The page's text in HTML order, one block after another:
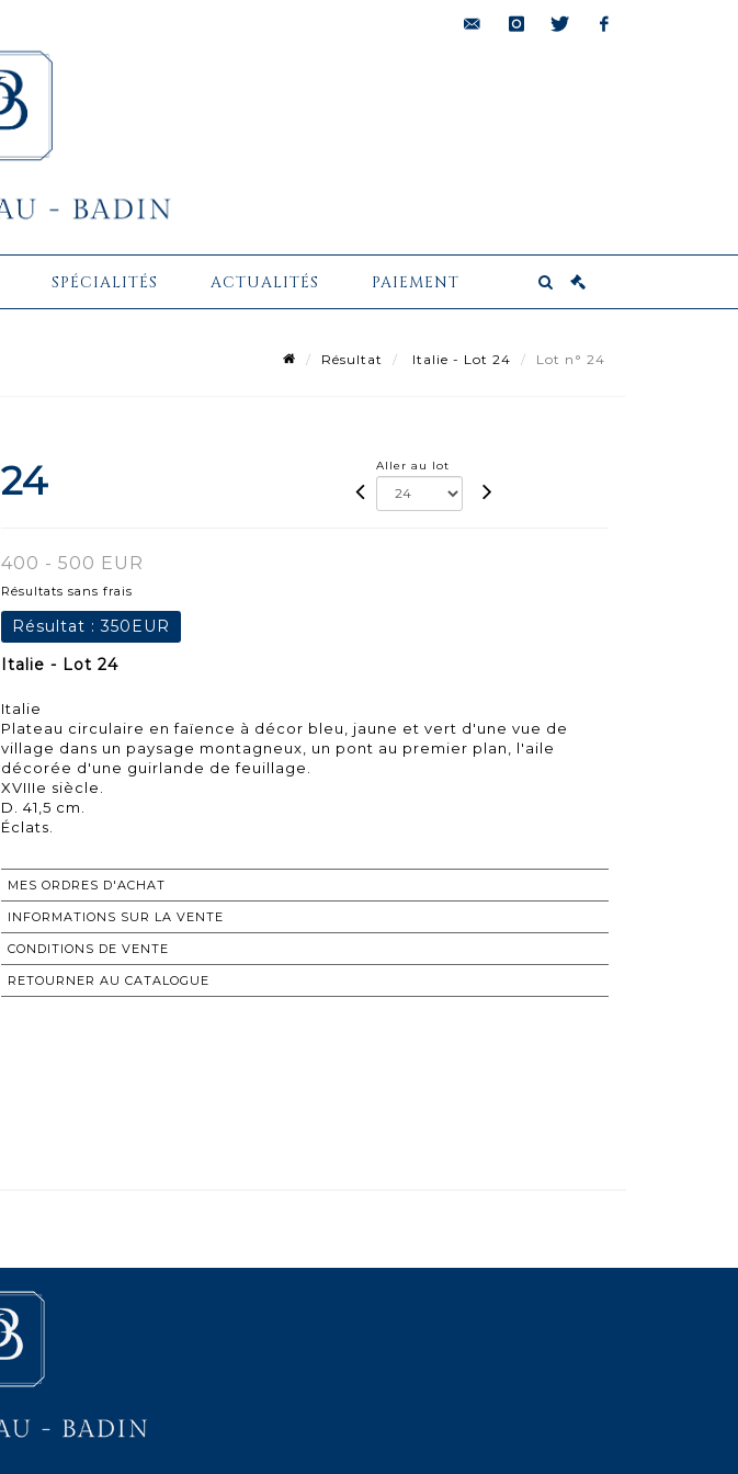
SPÉCIALITÉS ACTUALITÉS PAIEMENT
Résultat Italie - Lot 24 Lot n° 24
24 Aller au lot
400 - 500 EUR
Résultats sans frais
Résultat :350EUR
Italie - Lot 24
Italie
Plateau circulaire en faïence à décor bleu, jaune et vert d'une vue de
village dans un paysage montagneux, un pont au premier plan, l'aile
décorée d'une guirlande de feuillage.
XVIIIe siècle.
D. 41,5 cm.
Éclats.
MES ORDRES D'ACHAT
INFORMATIONS SUR LA VENTE
CONDITIONS DE VENTE
RETOURNER AU CATALOGUE